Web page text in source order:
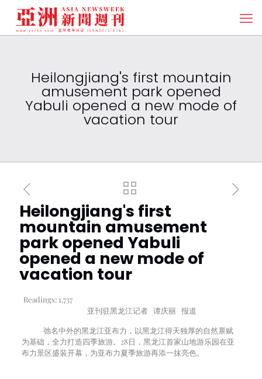
Heilongjiang's first mountain
amusement park opened
Yabuli opened a new mode of
vacation tour
Heilongjiang's first
mountain amusement
park opened Yabuli
opened a new mode of
vacation tour
Readings: 1,737
亚刊驻黑龙江记者 谭庆丽 报道
弛名中外的黑龙江亚布力，以黑龙江得天独厚的自然禀赋
为基础，全力打造四季旅游。 28日，黑龙江首家山地游乐园在亚
布力景区盛装开幕，为亚布力夏季旅游再添一抹亮色。